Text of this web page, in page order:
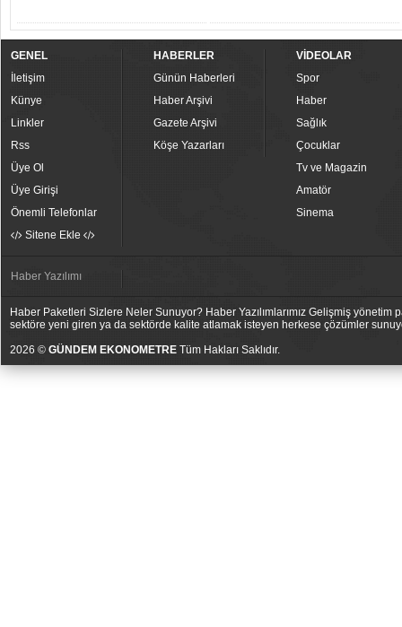
GENEL
İletişim
Künye
Linkler
Rss
Üye Ol
Üye Girişi
Önemli Telefonlar
Sitene Ekle
HABERLER
Günün Haberleri
Haber Arşivi
Gazete Arşivi
Köşe Yazarları
VİDEOLAR
Spor
Haber
Sağlık
Çocuklar
Tv ve Magazin
Amatör
Sinema
Haber Yazılımı
Haber Paketleri Sizlere Neler Sunuyor? Haber Yazılımlarımız Gelişmiş
sektöre yeni giren ya da sektörde kalite atlamak isteyen herkese çözümler
2026 © GÜNDEM EKONOMETRE Tüm Hakları Saklıdır.